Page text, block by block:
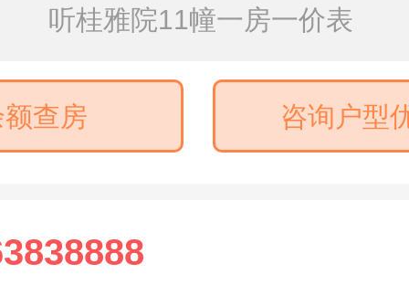
听桂雅院11幢一房一价表
查房 咨询户型